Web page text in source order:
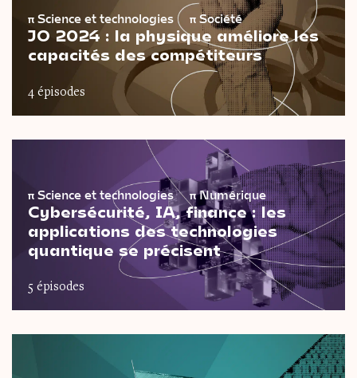
π Science et technologies π Société
JO 2024 : la physique améliore les
capacités des compétiteurs
4 épisodes
π Science et technologies πNumérique
Cybersécurité, IA, finance : les
applications des technologies
quantique se précisent
5 épisodes